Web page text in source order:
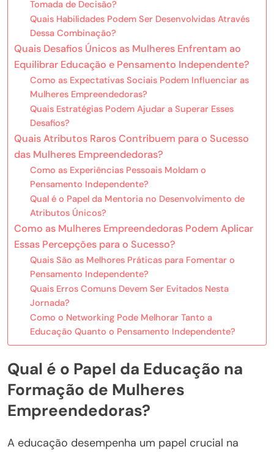
Tomada de Decisão?
Quais Habilidades Podem Ser Desenvolvidas Através
Dessa Combinação?
Quais Desafios Únicos as Mulheres Enfrentam ao
Equilibrar Educação e Pensamento Independente?
Como as Expectativas Sociais Podem Influenciar as
Mulheres Empreendedoras?
Quais Estratégias Podem Ajudar a Superar Esses
Desafios?
Quais Atributos Raros Contribuem para o Sucesso
das Mulheres Empreendedoras?
Como as Experiências Pessoais Moldam o
Pensamento Independente?
Qual é o Papel da Mentoria no Desenvolvimento de
Atributos Únicos?
Como as Mulheres Empreendedoras Podem Aplicar
Essas Percepções para o Sucesso?
Quais São as Melhores Práticas para Fomentar o
Pensamento Independente?
Quais Erros Comuns Devem Ser Evitados Nesta
Jornada?
Como o Networking Pode Melhorar Tanto a
Educação Quanto o Pensamento Independente?
Qual é o Papel da Educação na
Formação de Mulheres
Empreendedoras?
A educação desempenha um papel crucial na